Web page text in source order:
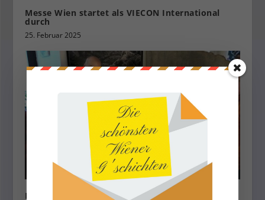
Messe Wien startet als VIECON International
durch
25. Februar 2025
Pláka – ein Stück Griechenland in der City